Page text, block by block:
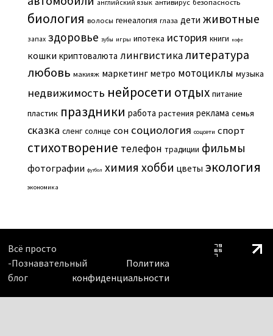
английский язык антивирус безопасность
биология волосы генеалогия глаза дети животные
запах здоровье зубы игры ипотека история книги кофе
кошки криптовалюта лингвистикалитература
любовь макияж маркетинг метро мотоциклы музыка
недвижимость нейросети отдых питание
пластик праздники работа растения реклама семья
сказка сленг солнце сон социология соцсети спорт
стихотворение телефон традиции фильмы
фотографии футбол химия хобби цветы экология
экономика
Всё просто
-Познавательный
блог
Политика
конфиденциальности